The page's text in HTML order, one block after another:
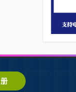
备 37132902372928号